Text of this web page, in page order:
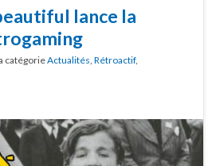
lance la
catégorieActualités Rétroactif,